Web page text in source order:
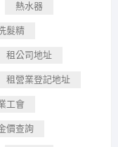
熱水器
髮精
租公司地址
租營業登記地址
工會
價查詢